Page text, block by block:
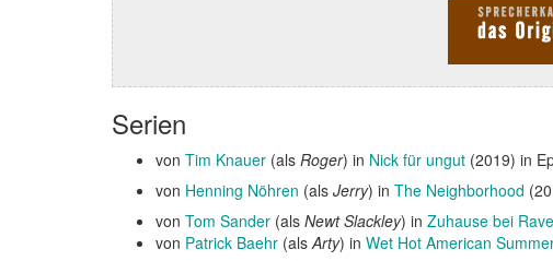
Serien
von Tim Knauer (als Roger) in Nick für ungut (2019) in
von Henning Nöhren (als Jerry) in The Neighborhood
von Tom Sander (als Newt Slackley) in Zuhause bei
von Patrick Baehr (alsArty) in Wet Hot American